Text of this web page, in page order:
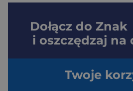
Dołącz do Znak
i oszczędzaj na
Twoje